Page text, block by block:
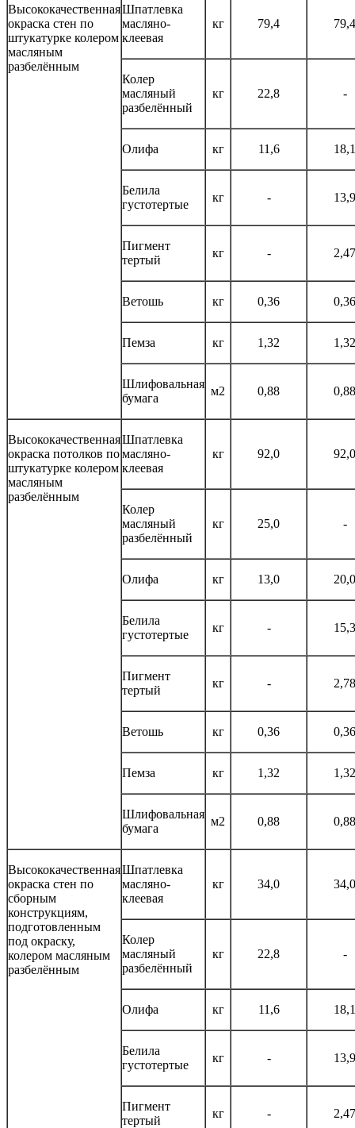
Высококачественная
окраска стен по
штукатурке колером
масляным
разбелённым
Шпатлевка
масляно-
клеевая
кг 79,4 79,4
Колер
масляный
разбелённый
кг 22,8 -
Олифа кг 11,6 18,1
Белила
густотертые
кг - 13,9
Пигмент
тертый
кг - 2,47
Ветошь кг 0,36 0,36
Пемза кг 1,32 1,32
Шлифовальная
бумага
м2 0,88 0,88
Высококачественная
окраска потолков по
штукатурке колером
масляным
разбелённым
Шпатлевка
масляно-
клеевая
кг 92,0 92,0
Колер
масляный
разбелённый
кг 25,0 -
Олифа кг 13,0 20,0
Белила
густотертые
кг - 15,3
Пигмент
тертый
кг - 2,78
Ветошь кг 0,36 0,36
Пемза кг 1,32 1,32
Шлифовальная
бумага
м2 0,88 0,88
Высококачественная
окраска стен по
сборным
конструкциям,
подготовленным
под окраску,
колером масляным
разбелённым
Шпатлевка
масляно-
клеевая
кг 34,0 34,0
Колер
масляный
разбелённый
кг 22,8 -
Олифа кг 11,6 18,1
Белила
густотертые
кг - 13,9
Пигмент
тертый
кг - 2,47